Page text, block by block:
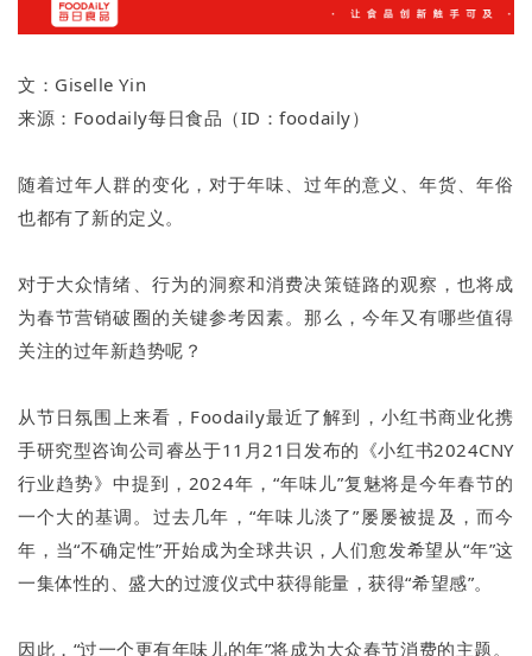
文：Giselle Yin
来源：Foodaily每日食品（ID：foodaily）
随着过年人群的变化，对于年味、过年的意义、年货、年俗
也都有了新的定义。
对于大众情绪、行为的洞察和消费决策链路的观察，也将成
为春节营销破圈的关键参考因素。那么，今年又有哪些值得
关注的过年新趋势呢？
从节日氛围上来看，Foodaily最近了解到，小红书商业化携
手研究型咨询公司睿丛于11月21日发布的《小红书2024CNY
行业趋势》中提到，2024年，“年味儿”复魅将是今年春节的
一个大的基调。过去几年，“年味儿淡了”屡屡被提及，而今
年，当“不确定性”开始成为全球共识，人们愈发希望从“年”这
一集体性的、盛大的过渡仪式中获得能量，获得“希望感”。
因此，“过一个更有年味儿的年”将成为大众春节消费的主题。